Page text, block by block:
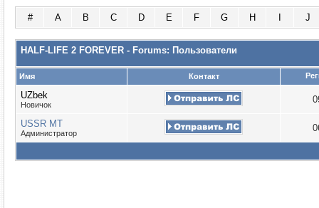
# A B C D E F G H J
HALF-LIFE 2 FOREVER - Forums: Пользователи
Имя Контакт
UZbek
Новичок
USSR MT
Администратор